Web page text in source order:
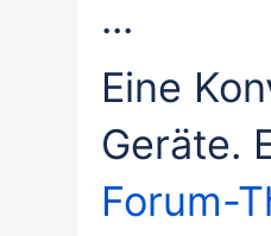
...
Eine
Geräte.
Forum-